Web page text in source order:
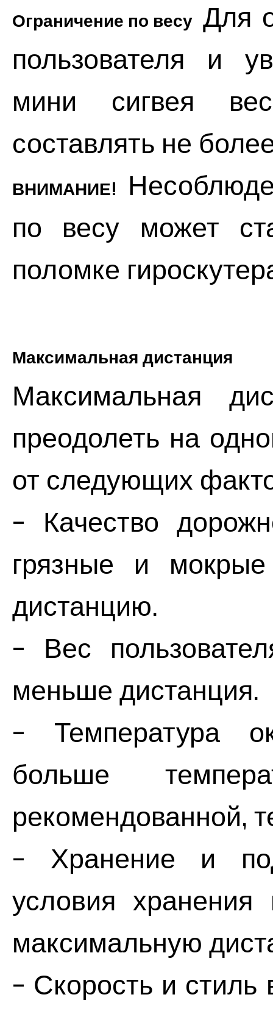
Ограничение по весу Для
пользователя и
мини сигвея
составлять не
ВНИМАНИЕ!
по весу может
поломке
Максимальная дистанция
Максимальная
преодолеть на
от следующих
- Качество
грязные и
дистанцию.
- Вес
меньше дистанция.
- Температура
больше
рекомендованной,
- Хранение и
условия
максимальную
- Скорость и стиль